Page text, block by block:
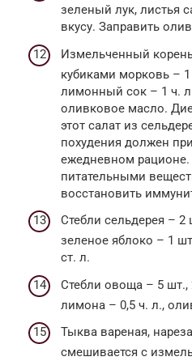
зеленый лук, листья
вкусу. Заправить
Измельченный
кубиками морковь – 1
лимонный сок – 1 ч.
оливковое масло.
этот салат из
похудения должен
ежедневном
питательными
восстановить
Стебли сельдерея – 2
зеленое яблоко – 1
ст. л.
Стебли овоща – 5 шт.,
лимона – 0,5 ч. л.,
Тыква вареная,
смешивается с